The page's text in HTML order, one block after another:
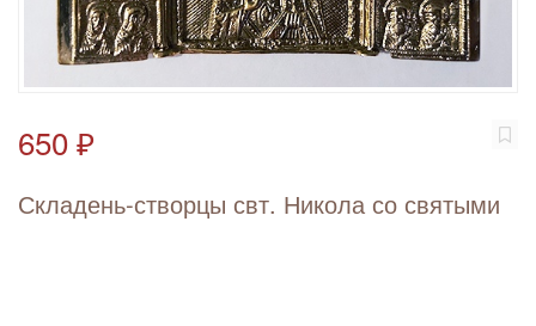
650 ₽
Складень-створцы свт. Никола со святыми